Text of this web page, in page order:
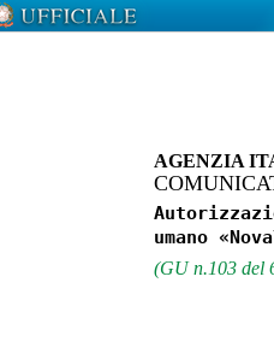
AGENZIA
(GU n.103 del